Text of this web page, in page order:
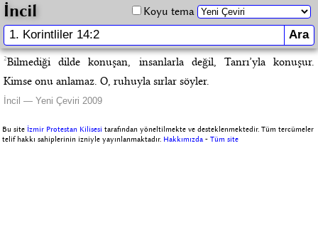
İncil Koyu tema
2Bilmediği dilde konuşan, insanlarla değil, Tanrı’yla konuşur.
Kimse onu anlamaz. O, ruhuyla sırlar söyler.
İncil — Yeni Çeviri 2009
Bu site İzmir Protestan Kilisesi tarafından yöneltilmekte ve desteklenmektedir. Tüm tercümeler
telif hakkı sahiplerinin izniyle yayınlanmaktadır. Hakkımızda -Tüm site